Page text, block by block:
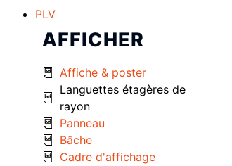
PLV
AFFICHER
Affiche & poster
Languettes étagères de
rayon
Panneau
Bâche
Cadre d'affichage